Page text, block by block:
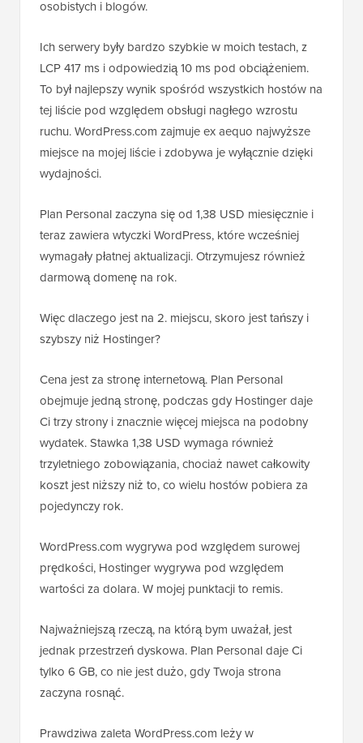
osobistych i blogów.
Ich serwery były bardzo szybkie w moich testach, z
LCP 417 ms i odpowiedzią 10 ms pod obciążeniem.
To był najlepszy wynik spośród wszystkich hostów na
tej liście pod względem obsługi nagłego wzrostu
ruchu. WordPress.com zajmuje ex aequo najwyższe
miejsce na mojej liście i zdobywa je wyłącznie dzięki
wydajności.
Plan Personal zaczyna się od 1,38 USD miesięcznie i
teraz zawiera wtyczki WordPress, które wcześniej
wymagały płatnej aktualizacji. Otrzymujesz również
darmową domenę na rok.
Więc dlaczego jest na 2. miejscu, skoro jest tańszy i
szybszy niż Hostinger?
Cena jest za stronę internetową. Plan Personal
obejmuje jedną stronę, podczas gdy Hostinger daje
Ci trzy strony i znacznie więcej miejsca na podobny
wydatek. Stawka 1,38 USD wymaga również
trzyletniego zobowiązania, chociaż nawet całkowity
koszt jest niższy niż to, co wielu hostów pobiera za
pojedynczy rok.
WordPress.com wygrywa pod względem surowej
prędkości, Hostinger wygrywa pod względem
wartości za dolara. W mojej punktacji to remis.
Najważniejszą rzeczą, na którą bym uważał, jest
jednak przestrzeń dyskowa. Plan Personal daje Ci
tylko 6 GB, co nie jest dużo, gdy Twoja strona
zaczyna rosnąć.
Prawdziwa zaleta WordPress.com leży w